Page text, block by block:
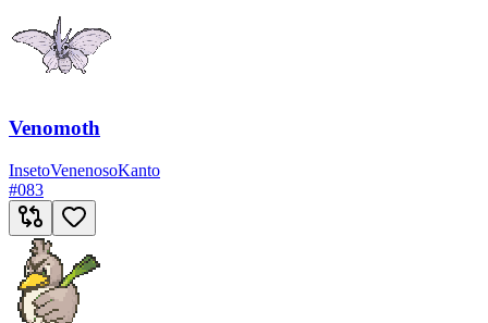
Venomoth
InsetoVenenosoKanto
#083